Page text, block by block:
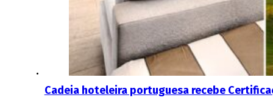
Cadeia hoteleira portuguesa recebe